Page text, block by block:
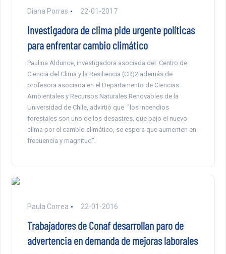
Diana Porras 22-01-2017
Investigadora de clima pide urgente políticas
para enfrentar cambio climático
Paulina Aldunce, investigadora asociada del Centro de
Ciencia del Clima y la Resiliencia (CR)2 además de
profesora asociada en el Departamento de Ciencias
Ambientales y Recursos Naturales Renovables de la
Universidad de Chile, advirtió que “los incendios
forestales son uno de los desastres, que bajo el nuevo
clima por el cambio climático, se espera que aumenten en
frecuencia y magnitud”.
Paula Correa 22-01-2016
Trabajadores de Conaf desarrollan paro de
advertencia en demanda de mejoras laborales